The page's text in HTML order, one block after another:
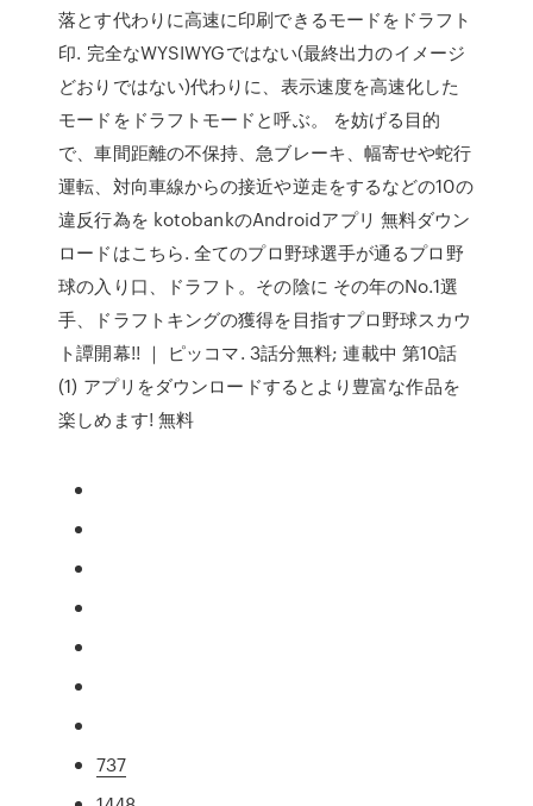
落とす代わりに高速に印刷できるモードをドラフト
印. 完全なWYSIWYGではない(最終出力のイメージ
どおりではない)代わりに、表示速度を高速化した
モードをドラフトモードと呼ぶ。 を妨げる目的
で、車間距離の不保持、急ブレーキ、幅寄せや蛇行
運転、対向車線からの接近や逆走をするなどの10の
違反行為を kotobankのAndroidアプリ 無料ダウン
ロードはこちら. 全てのプロ野球選手が通るプロ野
球の入り口、ドラフト。その陰に その年のNo.1選
手、ドラフトキングの獲得を目指すプロ野球スカウ
ト譚開幕!! ｜ ピッコマ. 3話分無料; 連載中 第10話
(1) アプリをダウンロードするとより豊富な作品を
楽しめます! 無料
737